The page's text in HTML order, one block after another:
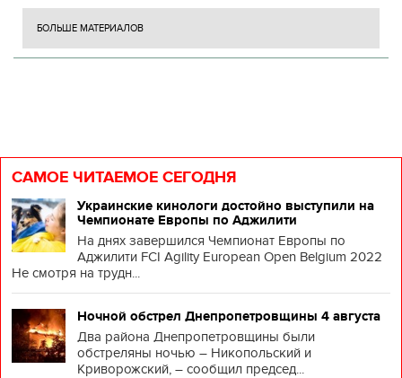
БОЛЬШЕ МАТЕРИАЛОВ
САМОЕ ЧИТАЕМОЕ СЕГОДНЯ
Украинские кинологи достойно выступили на
Чемпионате Европы по Аджилити
На днях завершился Чемпионат Европы по
Аджилити FCI Agility European Open Belgium 2022
Не смотря на трудн...
Ночной обстрел Днепропетровщины 4 августа
Два района Днепропетровщины были
обстреляны ночью – Никопольский и
Криворожский, – сообщил председ...